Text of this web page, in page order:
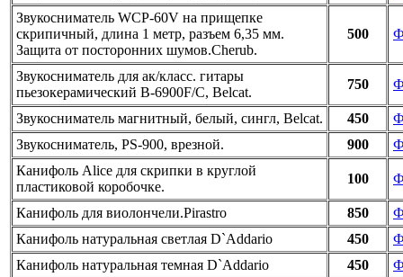
Звукосниматель WCP-60V на прищепке
скрипичный, длина 1 метр, разъем 6,35 мм.
Защита от посторонних шумов.Cherub.
500
Звукосниматель для ак/класс. гитары
пьезокерамический B-6900F/C, Belcat.
750
Звукосниматель магнитный, белый, сингл, Belcat. 450
Звукосниматель, PS-900, врезной.
900
Канифоль Alice для скрипки в круглой
пластиковой коробочке.
100
Канифоль для виолончели.Pirastro 850
Канифоль натуральная светлая D`Addario
450
Канифоль натуральная темная D`Addario
450